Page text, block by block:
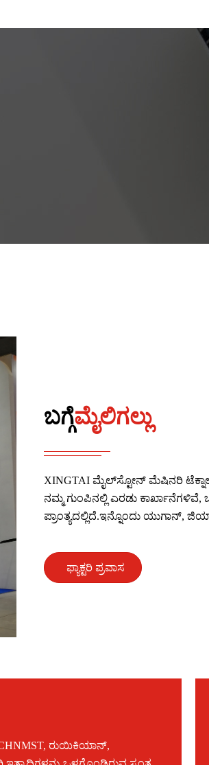
ಬಗ್ಗೆಮೈಲಿಗಲ್ಲು
XINGTAI ಮೈಲ್‌ಸ್ಟೋನ್ ಮೆಷಿನರಿ
ನಮ್ಮ ಗುಂಪಿನಲ್ಲಿ ಎರಡು ಕಾರ್ಖಾನೆಗಳಿವೆ,
ಪ್ರಾಂತ್ಯದಲ್ಲಿದೆ.ಇನ್ನೊಂದು ಯುಗಾನ್,
ಫ್ಯಾಕ್ಟರಿ ಪ್ರವಾಸ
ರುಯಿಕಿಯಾನ್,